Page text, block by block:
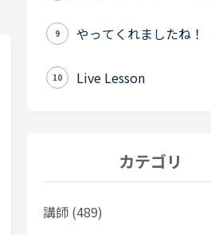
9 やってくれましたね！
10 Live Lesson
カテゴリ
講師 (489)